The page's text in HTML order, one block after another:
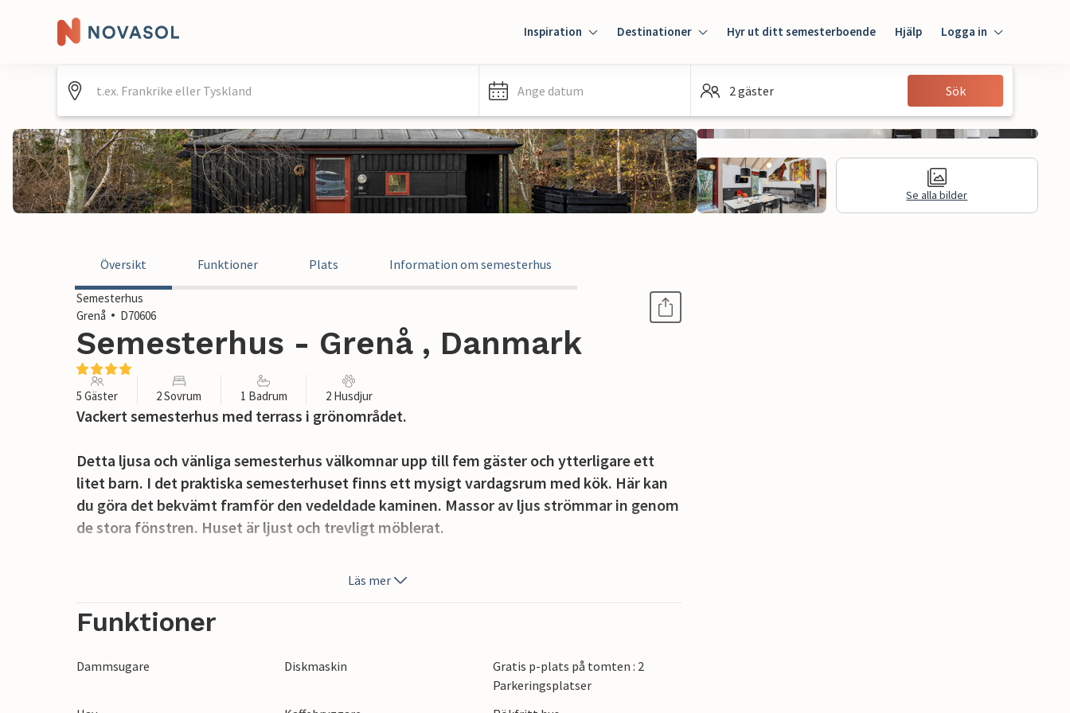
Inspiration Destinationer Hyr ut ditt semesterboende Hjälp Logga in
Gäst
Ange datum 2 gäster Sök
Se alla bilder
Översikt Funktioner Plats Information om semesterhus
Semesterhus
Grenå
D70606
Semesterhus - Grenå , Danmark
5 Gäster 2 Sovrum 1 Badrum 2 Husdjur
Vackert semesterhus med terrass i grönområdet.
Detta ljusa och vänliga semesterhus välkomnar upp till fem gäster och ytterligare ett
litet barn. I det praktiska semesterhuset finns ett mysigt vardagsrum med kök. Här kan
du göra det bekvämt framför den vedeldade kaminen. Massor av ljus strömmar in genom
de stora fönstren. Huset är ljust och trevligt möblerat.
På terrassen kan du äta frukost på morgonen eller avsluta dagen med ett glas vin. Här
parkeringsplats. En lekplats ligger bara några steg från ditt semesterhus.
Du bor bara 100 meter från närmaste sandstrand vid den vackra Östersjön. Här kan du
bada, koppla av, utöva vattensporter, fiska eller bara ta en lugn promenad hela dagen.
Du hittar också en restaurang och shoppingmöjligheter i närheten av ditt semesterhus.
Läs mer
Funktioner
Dammsugare Diskmaskin
Gratis p-plats på tomten : 2
Parkeringsplatser